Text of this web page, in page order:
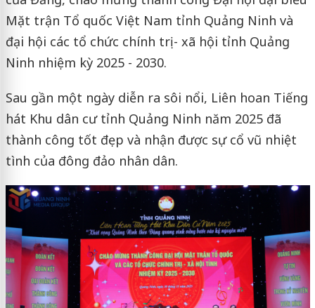
Mặt trận Tổ quốc Việt Nam tỉnh Quảng Ninh và
đại hội các tổ chức chính trị - xã hội tỉnh Quảng
Ninh nhiệm kỳ 2025 - 2030.
Sau gần một ngày diễn ra sôi nổi, Liên hoan Tiếng
hát Khu dân cư tỉnh Quảng Ninh năm 2025 đã
thành công tốt đẹp và nhận được sự cổ vũ nhiệt
tình của đông đảo nhân dân.